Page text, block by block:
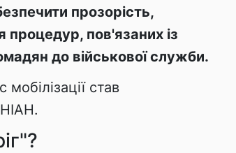
прозорість,
процедур, пов'язаних із
до військової служби.
став